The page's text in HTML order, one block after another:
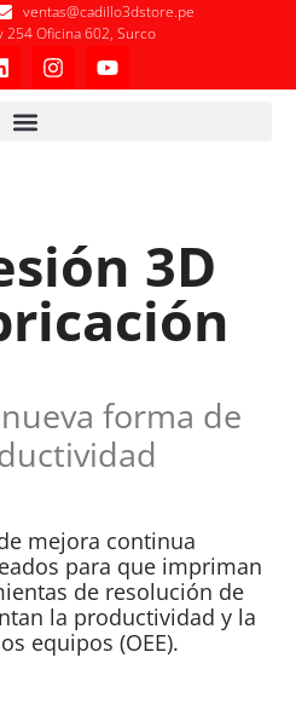
ventas@cadillo3dstore.pe
254 Oficina 602, Surco
3D
forma de
mejora continua
para que impriman
de resolución de
la productividad y la
equipos (OEE).